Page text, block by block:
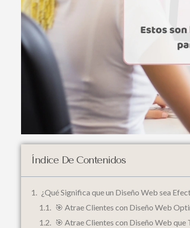
Índice De Contenidos
¿Qué Significa que un Diseño Web sea
🎯 Atrae Clientes con Diseño Web
🎯 Atrae Clientes con Diseño Web